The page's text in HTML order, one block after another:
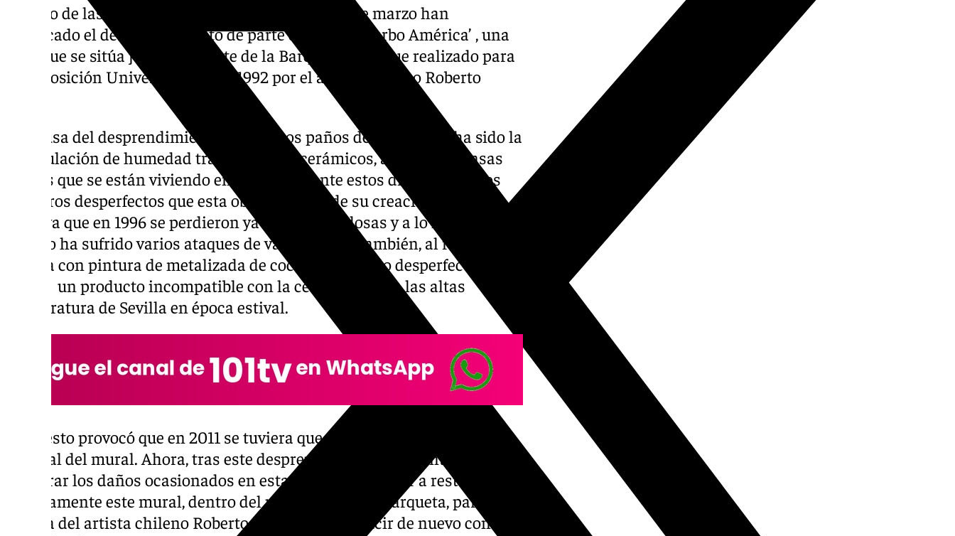
El paso de las intensas lluvias durante este mes de marzo han
provocado el desprendimiento de parte del mural ‘Verbo América’ , una
obra que se sitúa junto al Puente de la Barqueta y que fue realizado para
la Exposición Universal del año 1992 por el artista chileno Roberto
La causa del desprendimiento de algunos paños de este mural ha sido la
acumulación de humedad tras los paños cerámicos, ante las intensas
lluvias que se están viviendo en Sevilla durante estos días. No son los
primeros desperfectos que esta obra sufre desde su creación en el año
1992, ya que en 1996 se perdieron ya algunas baldosas y a lo largo del
tiempo ha sufrido varios ataques de vandalismo. También, al realizarse
la obra con pintura de metalizada de coche, ha sufrido desperfectos ya
que es un producto incompatible con la cerámica y con las altas
temperatura de Sevilla en época estival.
Todo esto provocó que en 2011 se tuviera que realizar una restauración
integral del mural. Ahora, tras este desprendimiento, el Ayuntamiento va
a valorar los daños ocasionados en esta obra y va a volver a restaurar
íntegramente este mural, dentro del proyecto Puerta Barqueta, para que
la obra del artista chileno Roberto Matta vuelva a lucir de nuevo con todo